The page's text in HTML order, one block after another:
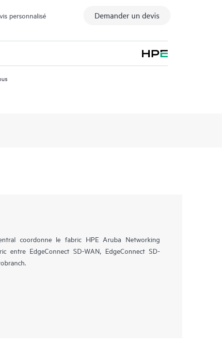
personnalisé Demander un devis
coordonne le fabric HPE Aruba Networking
entre EdgeConnect SD-WAN, EdgeConnect SD-